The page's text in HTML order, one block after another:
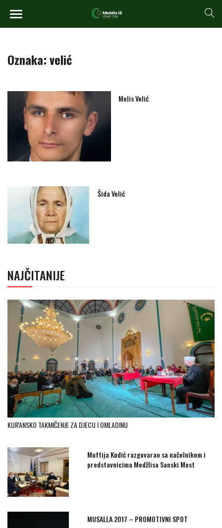
Oznaka:velić
Melis Velić
Šida Velić
NAJČITANIJE
KUR'ANSKO TAKMIČENJE ZA DJECU I OMLADINU
Muftija Kudić razgovarao sa načelnikom i
predstavnicima Medžlisa Sanski Most
MUSALLA 2017 – PROMOTIVNI SPOT